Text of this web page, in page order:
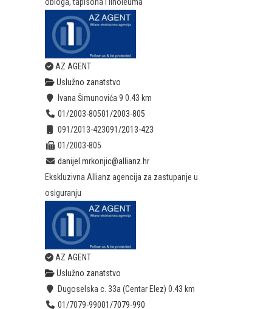
obloga, tapisona i linoleuma
AZ AGENT
Uslužno zanatstvo
Ivana Šimunovića 9 0.43 km
01/2003-80501/2003-805
091/2013-423091/2013-423
01/2003-805
danijel.mrkonjic@allianz.hr
Ekskluzivna Allianz agencija za zastupanje u
osiguranju
AZ AGENT
Uslužno zanatstvo
Dugoselska c. 33a (Centar Elez) 0.43 km
01/7079-99001/7079-990